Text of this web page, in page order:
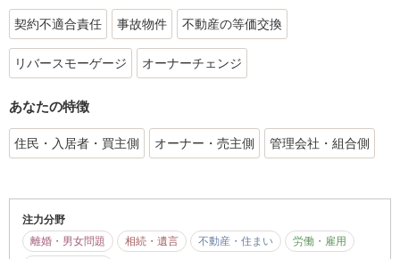
契約不適合責任 事故物件 不動産の等価交換
リバースモーゲージ オーナーチェンジ
あなたの特徴
住民・入居者・買主側 オーナー・売主側 管理会社・組合側
注力分野
離婚・男女問題
相続・遺言 不動産・住まい
労働・雇用